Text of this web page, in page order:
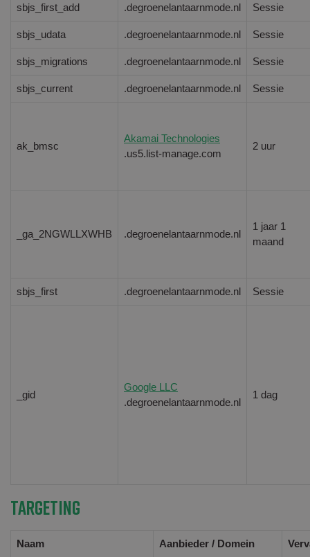
sbjs_first_add .degroenelantaarnmode.nl Sessie
sbjs_udata .degroenelantaarnmode.nl Sessie
sbjs_migrations .degroenelantaarnmode.nl Sessie
sbjs_current .degroenelantaarnmode.nl Sessie
ak_bmsc
Akamai Technologies
.us5.list-manage.com
2 uur
_ga_2NGWLLXWHB .degroenelantaarnmode.nl
1 jaar 1
maand
sbjs_first .degroenelantaarnmode.nl Sessie
_gid
Google LLC
.degroenelantaarnmode.nl
1 dag
Targeting
Naam Aanbieder / Domein